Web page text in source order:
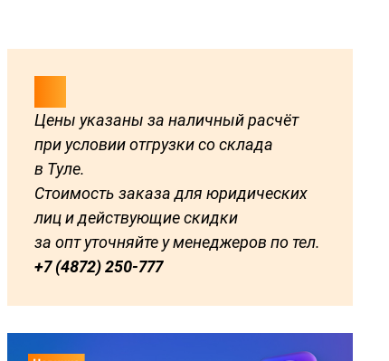
Цены указаны за наличный расчёт
при условии отгрузки со склада
в Туле.
Стоимость заказа для юридических
лиц и действующие скидки
за опт уточняйте у менеджеров по тел.
+7 (4872) 250-777